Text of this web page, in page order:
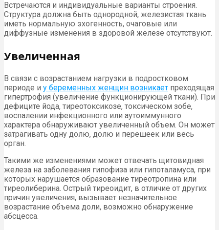
Встречаются и индивидуальные варианты строения.
Структура должна быть однородной, железистая ткань
иметь нормальную эхогенность, очаговые или
диффузные изменения в здоровой железе отсутствуют.
Увеличенная
В связи с возрастанием нагрузки в подростковом
периоде и у беременных женщин возникает преходящая
гипертрофия (увеличение функционирующей ткани). При
дефиците йода, тиреотоксикозе, токсическом зобе,
воспалении инфекционного или аутоиммунного
характера обнаруживают увеличенный объем. Он может
затрагивать одну долю, долю и перешеек или весь
орган.
Такими же изменениями может отвечать щитовидная
железа на заболевания гипофиза или гипоталамуса, при
которых нарушается образование тиреотропина или
тиреолиберина. Острый тиреоидит, в отличие от других
причин увеличения, вызывает незначительное
возрастание объема доли, возможно обнаружение
абсцесса.